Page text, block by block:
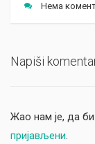
Нема
Napiši
Жао нам је, да
пријављени.